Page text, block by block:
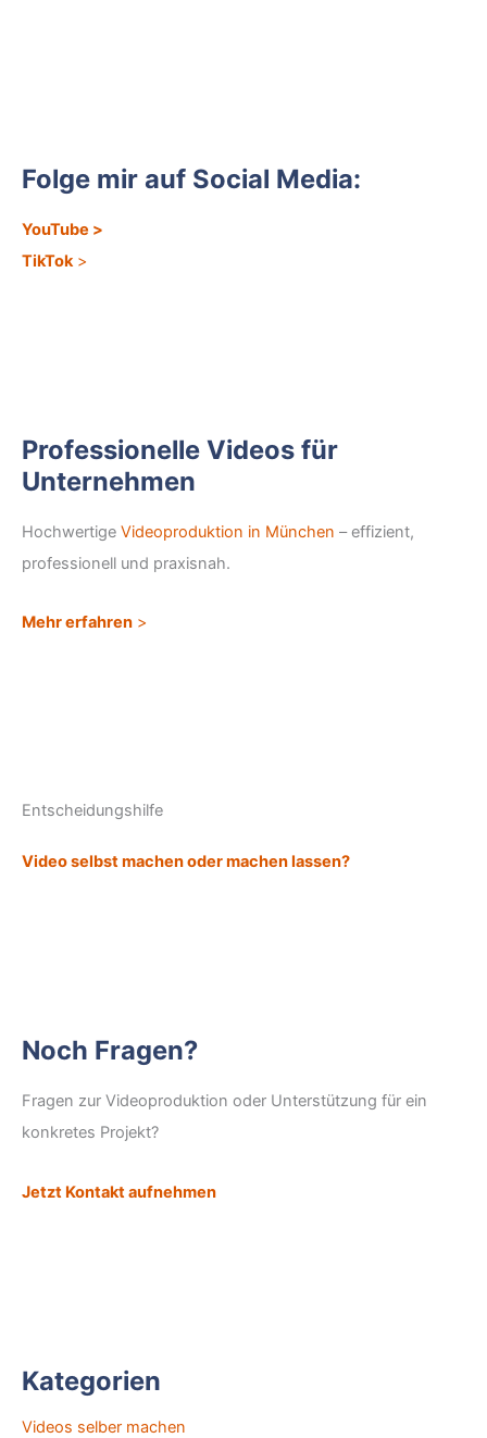
Folge mir auf Social Media:
YouTube >
TikTok>
Professionelle Videos für
Unternehmen
Hochwertige Videoproduktion in München – effizient,
professionell und praxisnah.
Mehr erfahren >
Entscheidungshilfe
Video selbst machen oder machen lassen?
Noch Fragen?
Fragen zur Videoproduktion oder Unterstützung für ein
konkretes Projekt?
Jetzt Kontakt aufnehmen
Kategorien
Videos selber machen